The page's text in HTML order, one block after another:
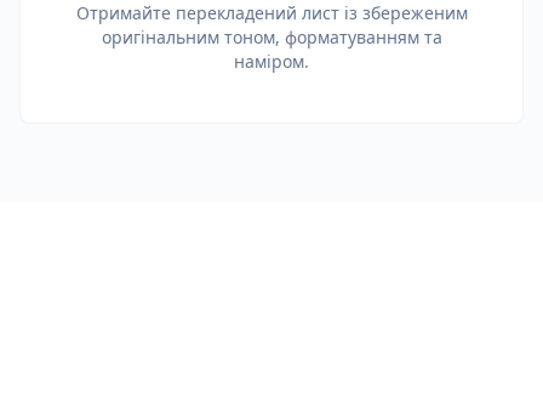
Отримайте перекладений лист із збереженим
оригінальним тоном, форматуванням та
наміром.